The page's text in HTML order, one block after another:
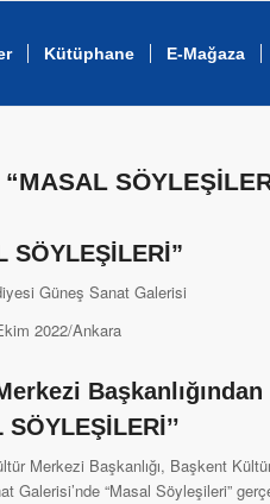
Kütüphane E-Mağaza
SÖYLEŞİLERİ”
Güneş Sanat Galerisi
2022/Ankara
Başkanlığından
Merkezi Başkanlığı, Başkent
Galerisi’nde “Masal Söyleşileri”